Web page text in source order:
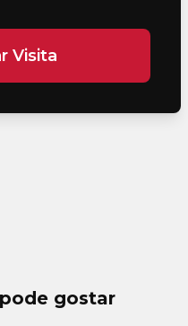
Visita
gostar